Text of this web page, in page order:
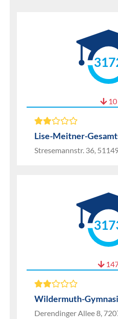
10
Lise-Meitner-
Stresemannstr. 36,
Wildermuth-
Derendinger Allee 8,